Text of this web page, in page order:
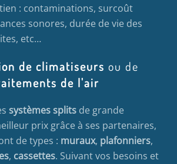
: contaminations, surcoût
sonores, durée de vie des
etc…
de climatiseurs ou de
de l'air
systèmes splits de grande
prix grâce à ses partenaires,
de types : muraux, plafonniers,
, cassettes. Suivant vos besoins et